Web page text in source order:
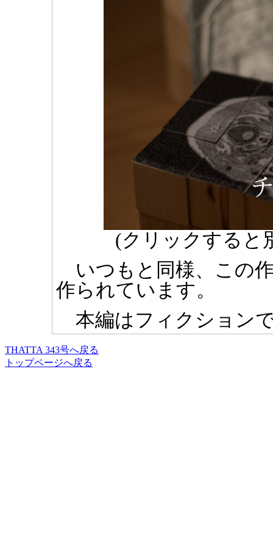
(クリックすると
いつもと同様、この
作られています。
本編はフィクション
THATTA 343号へ戻る
トップページへ戻る